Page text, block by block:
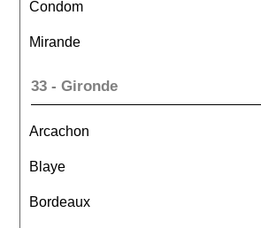
Condom
Mirande
33 - Gironde
Arcachon
Blaye
Bordeaux